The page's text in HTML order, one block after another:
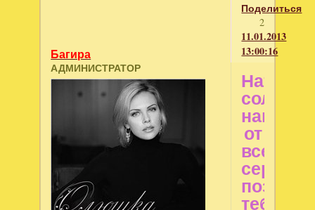
Поделиться
2
11.01.2013
13:00:16
Багира
АДМИНИСТРАТОР
наше,
от
всего
сердца
тебя